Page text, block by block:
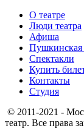
О театре
Люди театра
Афиша
Пушкинская
Спектакли
Купить
Контакты
Студия
© 2011-2021 -
театр. Все права